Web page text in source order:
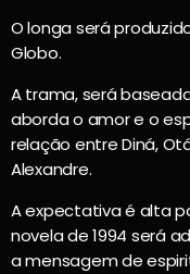
O longa será
Globo.
A trama, será
aborda o amor e o
relação entre Diná,
Alexandre.
A expectativa é alta
novela de 1994 será
a mensagem de